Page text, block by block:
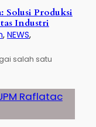
Solusi Produksi
Industri
, NEWS,
salah satu